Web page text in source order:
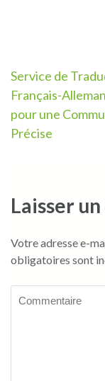
Navigation
de
l’article
Service de
Français-
pour une
Précise
Laisser
Votre adresse e-
obligatoires sont